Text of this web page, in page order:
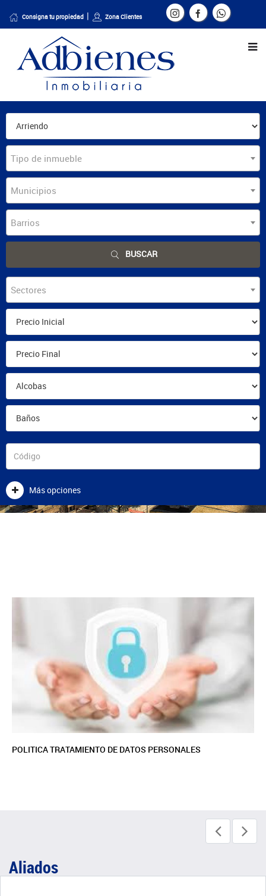
Consigna tu propiedad Zona Clientes
Tipo de inmueble
Municipios
Barrios
BUSCAR
Sectores
Más opciones
POLITICA TRATAMIENTO DE DATOS PERSONALES
Aliados